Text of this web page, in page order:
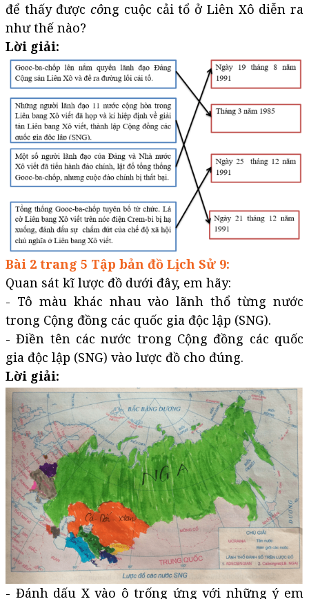
để thấy đượccông cuộc cải tổ ở Liên Xô diễn ra
như thế nào?
Lời giải:
Bài 2 trang 5 Tập bản đồ Lịch Sử 9:
Quan sát kĩ lược đồ dưới đây, em hãy:
- Tô màu khác nhau vào lãnh thổ từng nước
trong Cộng đồng các quốc gia độc lập (SNG).
- Điền tên các nước trong Cộng đồng các quốc
gia độc lập (SNG) vào lược đồ cho đúng.
Lời giải:
- Đánh dấu X vào ô trống ứng với những ý em